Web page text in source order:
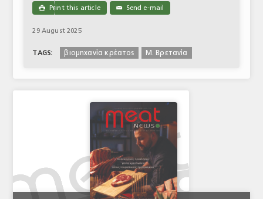
 Print this article ✉ Send e-mail
29 August 2025
TAGS: βιομηχανία κρέατος Μ. Βρετανία